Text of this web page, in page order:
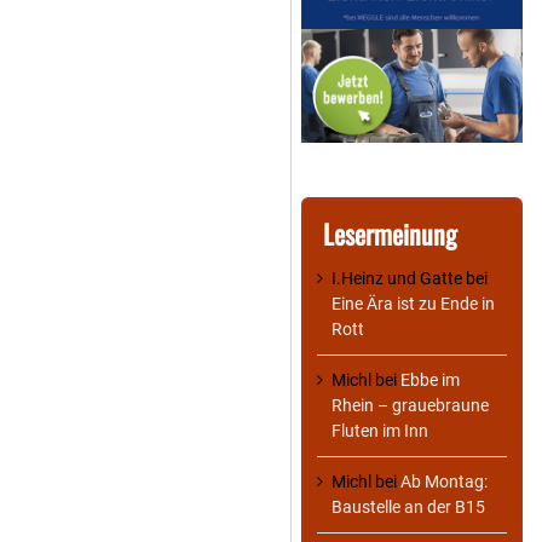
Lesermeinung
I.Heinz und Gatte bei
Eine Ära ist zu Ende in
Rott
Michl bei Ebbe im
Rhein – grauebraune
Fluten im Inn
Michl beiAb Montag:
Baustelle an der B15